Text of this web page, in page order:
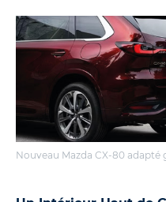
Nouveau Mazda CX-80 adapté